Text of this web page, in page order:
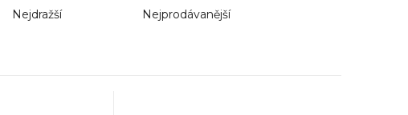
Nejdražší Nejprodávanější